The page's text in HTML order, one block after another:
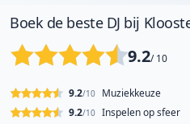
Boek de beste DJ bij
9.2/ 10
Muziekkeuze
9.2/10
Inspelen op sfeer
9.2/10